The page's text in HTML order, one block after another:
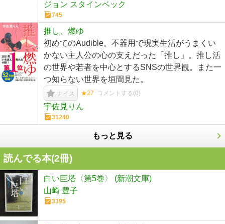
ジョン スタインベック
745
推し、燃ゆ
初めてのAudible。不器用で現実生活がうまくい
かない主人公の心の支えだった「推し」。推し活
の世界や若者を中心とするSNSの世界観。また一
つ知らない世界を垣間見た。
ナイス ★27 コメントする(0)
宇佐見りん
31240
もっと見る
読んでる本(2冊)
白い巨塔〈第5巻〉 (新潮文庫)
山崎 豊子
3395